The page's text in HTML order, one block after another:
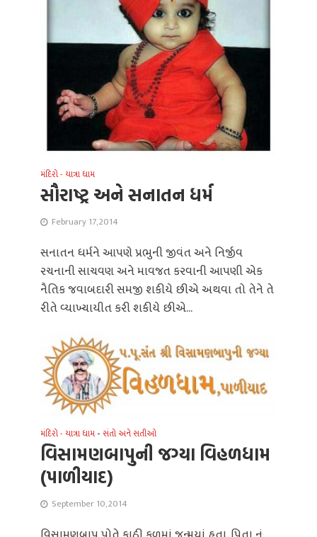
મંદિરો - યાત્રા ધામ
સૌરાષ્ટ્ર અને સનાતન ધર્મ
February 17, 2014
સનાતન ધર્મને આપણે પ્રભુની જીવંત અને નિર્જીવ
રચનાની સાચવણ અને માવજત કરવાની આપણી એક
નૈતિક જવાબદારી સમજી શકીયે છીએ અથવા તો તેને તે
રીતે વ્યાખ્યાયીત કરી શકીયે છીએ...
મંદિરો - યાત્રા ધામ •સંતો અને સતીઓ
વિસામણબાપુની જગ્‍યા વિહળધામ
(પાળીયાદ)
September 10, 2014